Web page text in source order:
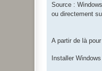
Source :
ou directement
A partir de là
Installer